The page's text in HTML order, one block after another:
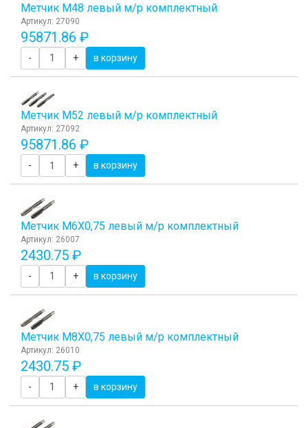
Метчик М48 левый м/р комплектный
Артикул: 27090
95871.86 ₽
- + в корзину
Метчик М52 левый м/р комплектный
Артикул: 27092
95871.86 ₽
- + в корзину
Метчик М6Х0,75 левый м/р комплектный
Артикул: 26007
2430.75 ₽
- + в корзину
Метчик М8Х0,75 левый м/р комплектный
Артикул: 26010
2430.75 ₽
- + в корзину